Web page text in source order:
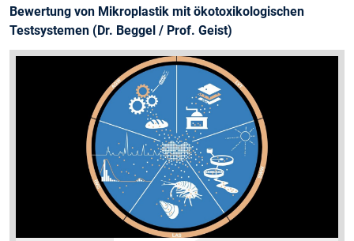
Bewertung von Mikroplastik mit ökotoxikologischen
Testsystemen (Dr. Beggel / Prof. Geist)